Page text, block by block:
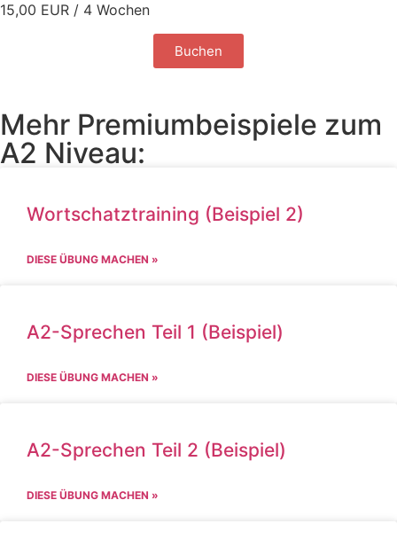
15,00 EUR / 4 Wochen
Buchen
Mehr Premiumbeispiele zum
A2 Niveau:
Wortschatztraining (Beispiel 2)
DIESE ÜBUNG MACHEN »
A2-Sprechen Teil 1 (Beispiel)
DIESE ÜBUNG MACHEN »
A2-Sprechen Teil 2 (Beispiel)
DIESE ÜBUNG MACHEN »